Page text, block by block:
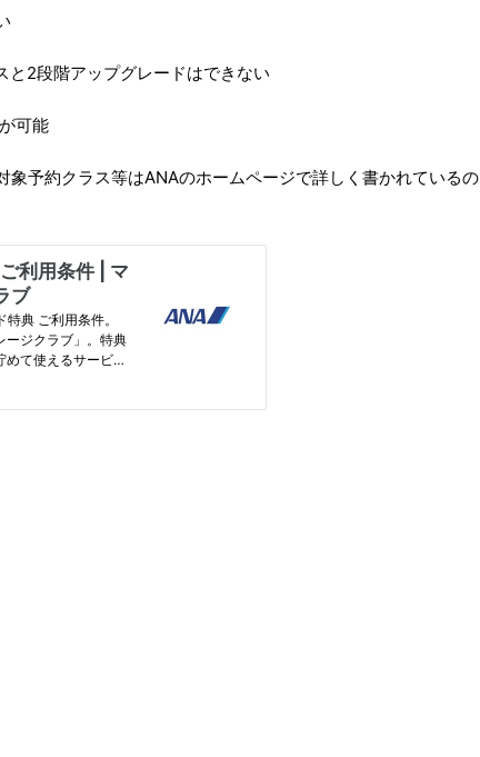
と2段階アップグレードはできない
可能
象予約クラス等はANAのホームページで詳しく書かれているの